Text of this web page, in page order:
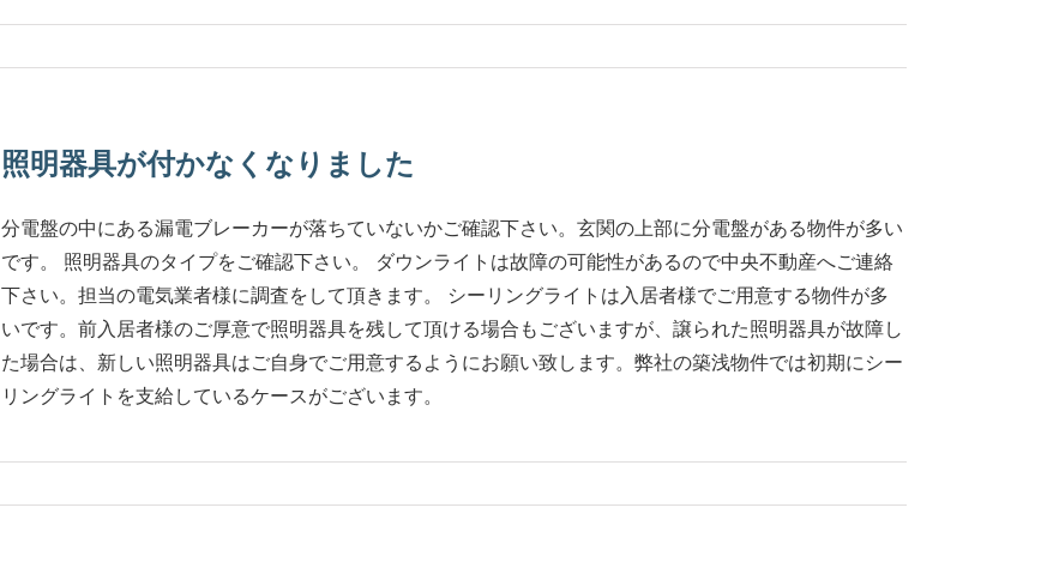
照明器具が付かなくなりました
分電盤の中にある漏電ブレーカーが落ちていないかご確認下さい。玄関の上部に分電盤がある物件が多い
です。 照明器具のタイプをご確認下さい。 ダウンライトは故障の可能性があるので中央不動産へご連絡
下さい。担当の電気業者様に調査をして頂きます。 シーリングライトは入居者様でご用意する物件が多
いです。前入居者様のご厚意で照明器具を残して頂ける場合もございますが、譲られた照明器具が故障し
た場合は、新しい照明器具はご自身でご用意するようにお願い致します。弊社の築浅物件では初期にシー
リングライトを支給しているケースがございます。